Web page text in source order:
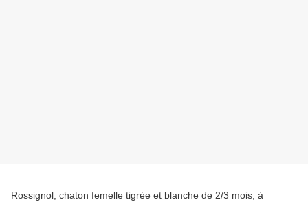
Rossignol, chaton femelle tigrée et blanche de 2/3 mois, à